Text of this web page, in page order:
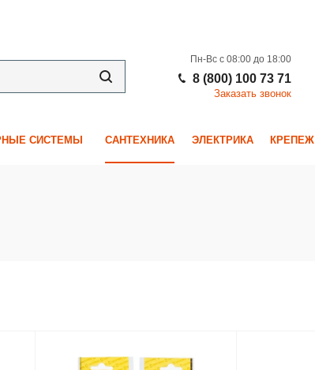
Пн-Вс с 08:00 до 18:00
8 (800) 100 73 71
Заказать звонок
СИСТЕМЫ САНТЕХНИКА ЭЛЕКТРИКА КРЕПЕЖ